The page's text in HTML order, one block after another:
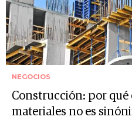
NEGOCIOS
Construcción: por qué
materiales no es